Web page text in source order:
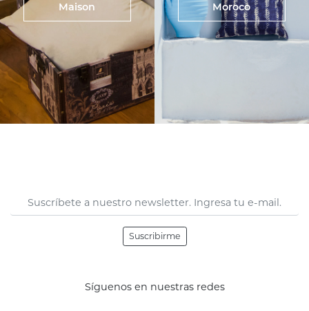
Maison Moroco
Suscribirme
Síguenos en nuestras redes